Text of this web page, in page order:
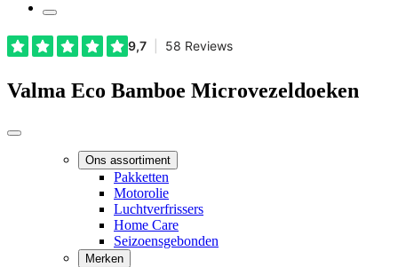
Valma Eco Bamboe Microvezeldoeken
Ons assortiment
Pakketten
Motorolie
Luchtverfrissers
Home Care
Seizoensgebonden
Merken